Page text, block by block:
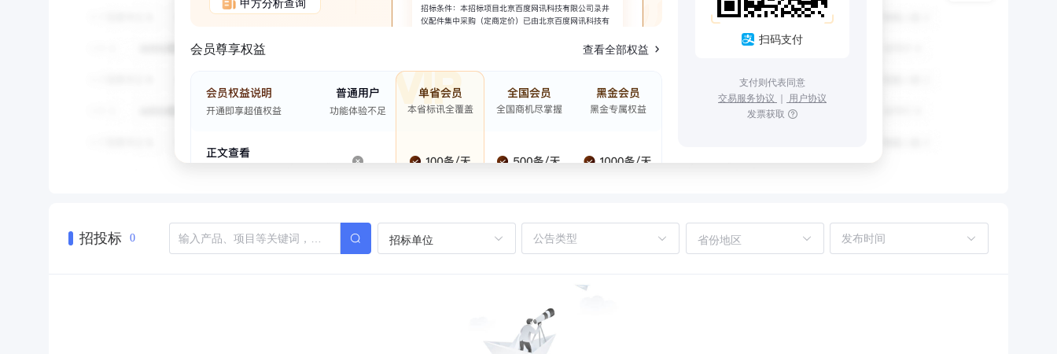
会员尊享权益 查看全部权益
扫码支付
支付则代表同意
交易服务协议 ｜ 用户协议
发票获取
招投标 0 招标单位 省份地区